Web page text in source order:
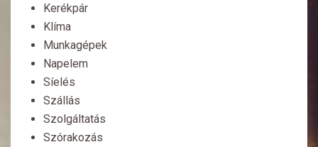
Kerékpár
Klíma
Munkagépek
Napelem
Síelés
Szállás
Szolgáltatás
Szórakozás